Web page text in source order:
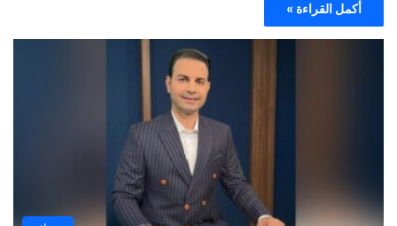
أكمل القراءة »